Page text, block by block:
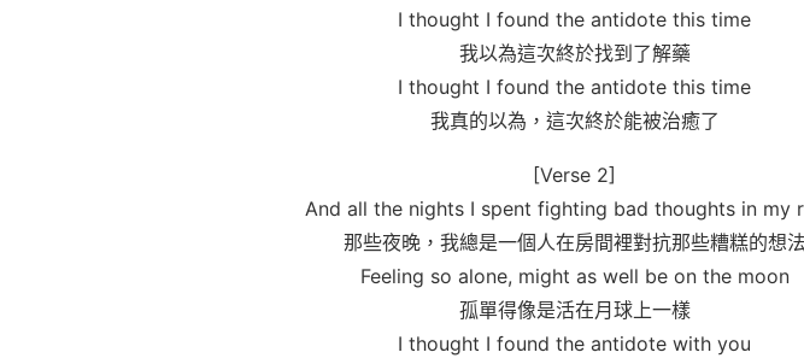
I thought I found the antidote this time
我以為這次終於找到了解藥
I thought I found the antidote this time
我真的以為，這次終於能被治癒了
[Verse 2]
And all the nights I spent fighting bad thoughts in my
那些夜晚，我總是一個人在房間裡對抗那些糟糕的想法
Feeling so alone, might as well be on the moon
孤單得像是活在月球上一樣
I thought I found the antidote with you